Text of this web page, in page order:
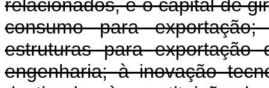
relacionados, e o capital de
consumo para
estruturas para
engenharia; à inovação